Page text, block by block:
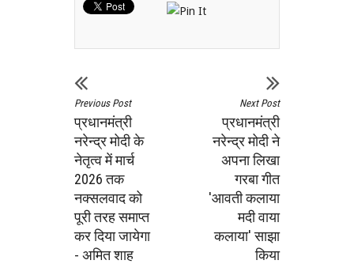
Previous Post
प्रधानमंत्री
नरेन्द्र मोदी के
नेतृत्व में मार्च
2026 तक
नक्सलवाद को
पूरी तरह समाप्त
कर दिया जायेगा
- अमित शाह
Next Post
प्रधानमंत्री
नरेन्‍द्र मोदी ने
अपना लिखा
गरबा गीत
'आवती कलाया
मदी वाया
कलाया' साझा
किया